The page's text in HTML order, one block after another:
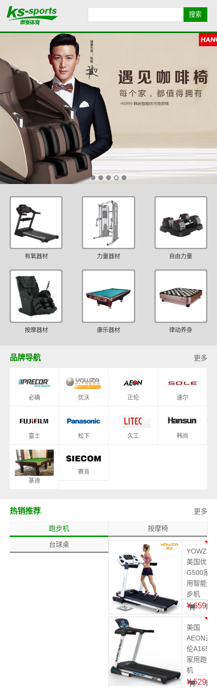
品牌导航 康赛简介
健身资讯
有氧器材 力量器材 自由力量
按摩器材 康乐器材 律动养身
更多
品牌导航
必确 优沃 正伦 速尔
富士 松下 久工 韩尚
篆迪
赛肯
更多
热销推荐
跑步机 按摩椅
台球桌
YOWZA
美国优沃
G500家
用智能跑
步机
¥ 6599
美国
AEON正
伦A165
家用跑步
机
¥ 5299